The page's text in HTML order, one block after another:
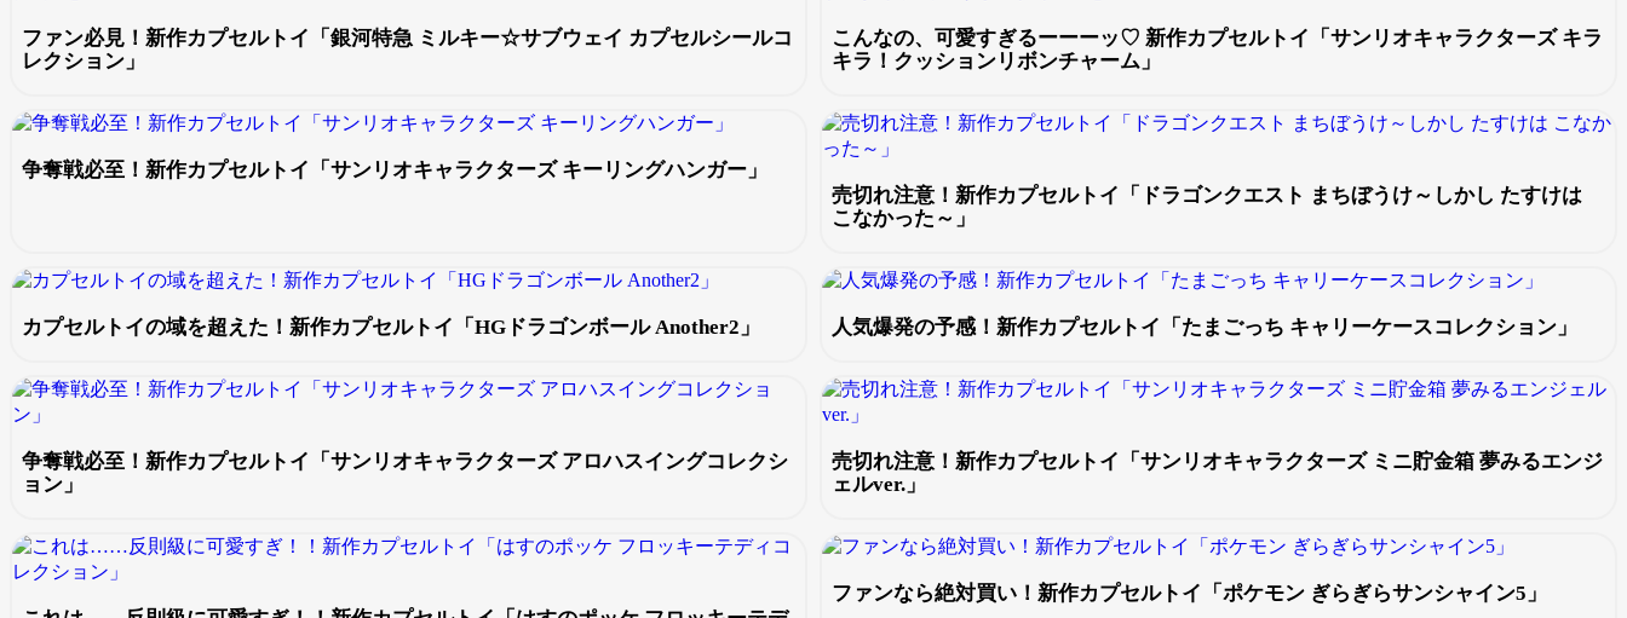
ファン必見！新作カプセルトイ「銀河特急 ミルキー☆サブウェイ カプセルシールコ
レクション」
こんなの、可愛すぎるーーーッ♡ 新作カプセルトイ「サンリオキャラクターズ キラ
キラ！クッションリボンチャーム」
争奪戦必至！新作カプセルトイ「サンリオキャラクターズ キーリングハンガー」
売切れ注意！新作カプセルトイ「ドラゴンクエスト まちぼうけ～しかし たすけは
こなかった～」
カプセルトイの域を超えた！新作カプセルトイ「HGドラゴンボール Another2」 人気爆発の予感！新作カプセルトイ「たまごっち キャリーケースコレクション」
争奪戦必至！新作カプセルトイ「サンリオキャラクターズ アロハスイングコレクシ
ョン」
売切れ注意！新作カプセルトイ「サンリオキャラクターズ ミニ貯金箱 夢みるエンジ
ェルver.」
ファンなら絶対買い！新作カプセルトイ「ポケモン ぎらぎらサンシャイン5」